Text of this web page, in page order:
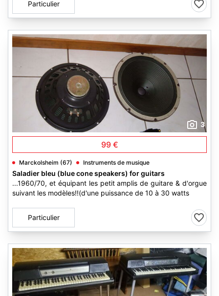
Particulier
3
99 €
Marckolsheim (67) Instruments de musique
Saladier bleu (blue cone speakers) for guitars
...1960/70, et équipant les petit amplis de guitare & d'orgue
suivant les modèles!!(d'une puissance de 10 à 30 watts
Particulier